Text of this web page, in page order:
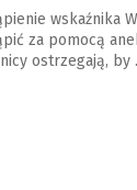
wskaźnika
za pomocą
ostrzegają, by